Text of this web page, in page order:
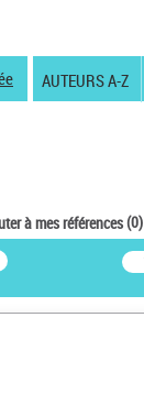
AUTEURS A-Z
à mes références(0)